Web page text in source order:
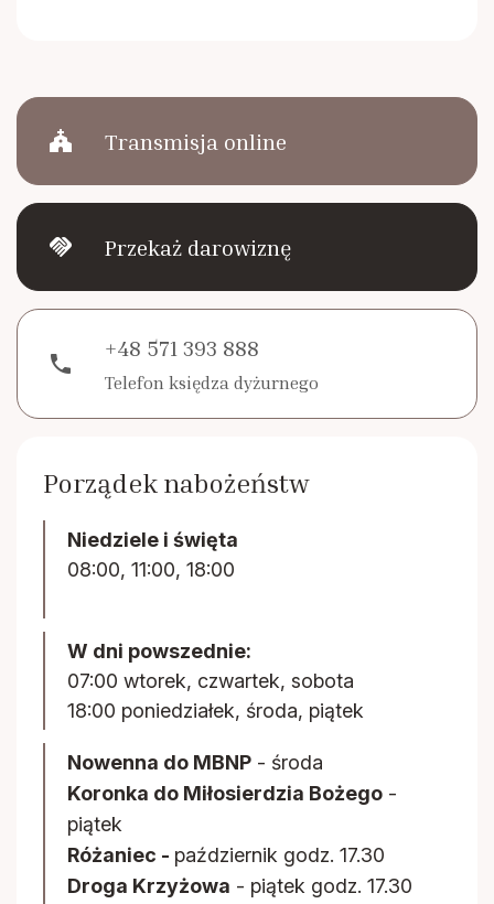
church Transmisja online
handshake Przekaż darowiznę
phone
+48 571 393 888
Telefon księdza dyżurnego
Porządek nabożeństw
Niedziele i święta
08:00, 11:00, 18:00
W dni powszednie:
07:00 wtorek, czwartek, sobota
18:00 poniedziałek, środa, piątek
Nowenna do MBNP - środa
Koronka do Miłosierdzia Bożego -
piątek
Różaniec - październik godz. 17.30
Droga Krzyżowa - piątek godz. 17.30